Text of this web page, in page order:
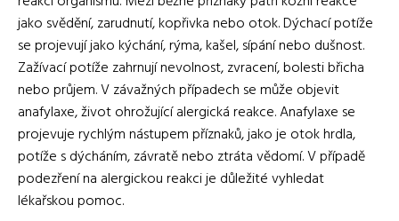
jako svědění, zarudnutí, kopřivka nebo otok. Dýchací potíže
se projevují jako kýchání, rýma, kašel, sípání nebo dušnost.
Zažívací potíže zahrnují nevolnost, zvracení, bolesti břicha
nebo průjem. V závažných případech se může objevit
anafylaxe, život ohrožující alergická reakce. Anafylaxe se
projevuje rychlým nástupem příznaků, jako je otok hrdla,
potíže s dýcháním, závratě nebo ztráta vědomí. V případě
podezření na alergickou reakci je důležité vyhledat
lékařskou pomoc.